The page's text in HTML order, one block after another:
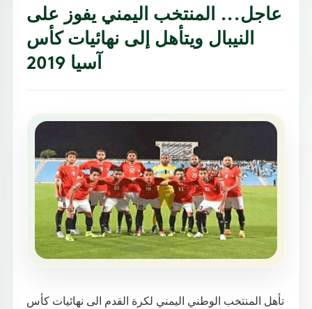
عاجل... المنتخب اليمني يفوز على
النيبال ويتأهل إلى نهائيات كأس
آسيا 2019
تأهل المنتخب الوطني اليمني لكرة القدم الى نهائيات كأس